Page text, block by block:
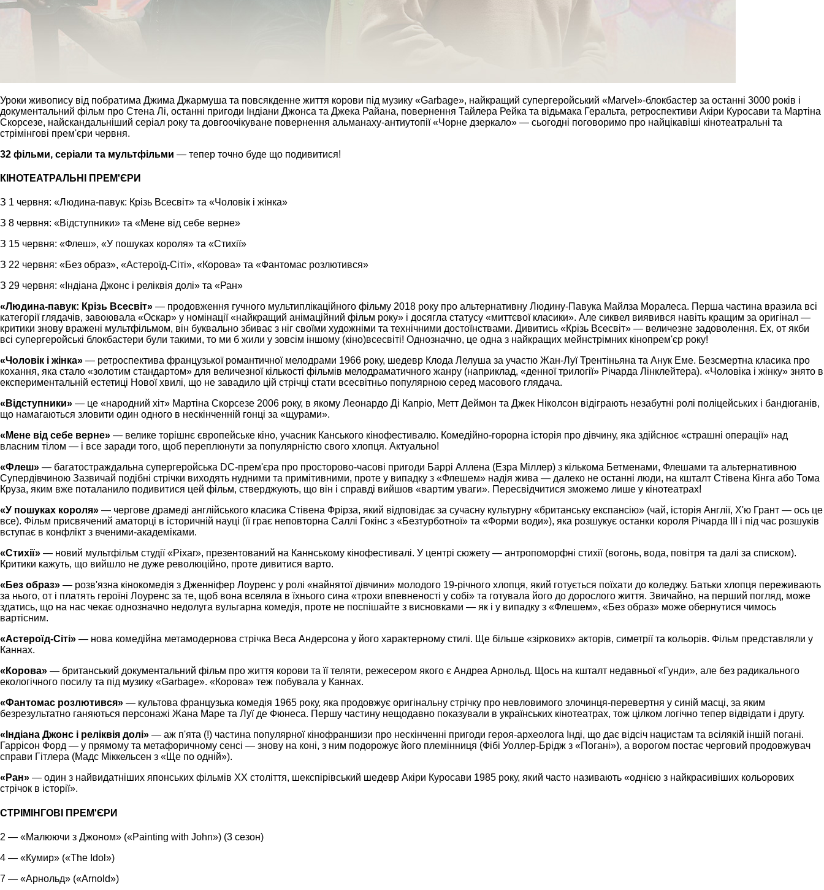
Уроки живопису від побратима Джима Джармуша та повсякденне життя корови під музику «Garbage», найкращий супергеройський «Marvel»-блокбастер за останні 3000 років і
документальний фільм про Стена Лі, останні пригоди Індіани Джонса та Джека Райана, повернення Тайлера Рейка та відьмака Геральта, ретроспективи Акіри Куросави та Мартіна
Скорсезе, найскандальніший серіал року та довгоочікуване повернення альманаху-антиутопії «Чорне дзеркало» — сьогодні поговоримо про найцікавіші кінотеатральні та
стрімінгові прем'єри червня.
32 фільми, серіали та мультфільми — тепер точно буде що подивитися!
КІНОТЕАТРАЛЬНІ ПРЕМ'ЄРИ
З 1 червня: «Людина-павук: Крізь Всесвіт» та «Чоловік і жінка»
З 8 червня: «Відступники» та «Мене від себе верне»
З 15 червня: «Флеш», «У пошуках короля» та «Стихії»
З 22 червня: «Без образ», «Астероїд-Сіті», «Корова» та «Фантомас розлютився»
З 29 червня: «Індіана Джонс і реліквія долі» та «Ран»
«Людина-павук: Крізь Всесвіт» — продовження гучного мультиплікаційного фільму 2018 року про альтернативну Людину-Павука Майлза Моралеса. Перша частина вразила всі
категорії глядачів, завоювала «Оскар» у номінації «найкращий анімаційний фільм року» і досягла статусу «миттєвої класики». Але сиквел виявився навіть кращим за оригінал —
критики знову вражені мультфільмом, він буквально збиває з ніг своїми художніми та технічними достоїнствами. Дивитись «Крізь Всесвіт» — величезне задоволення. Ех, от якби
всі супергеройські блокбастери були такими, то ми б жили у зовсім іншому (кіно)всесвіті! Однозначно, це одна з найкращих мейнстрімних кінопрем'єр року!
«Чоловік і жінка» — ретроспектива французької романтичної мелодрами 1966 року, шедевр Клода Лелуша за участю Жан-Луї Трентіньяна та Анук Еме. Безсмертна класика про
кохання, яка стало «золотим стандартом» для величезної кількості фільмів мелодраматичного жанру (наприклад, «денної трилогії» Річарда Лінклейтера). «Чоловіка і жінку» знято в
експериментальній естетиці Нової хвилі, що не завадило цій стрічці стати всесвітньо популярною серед масового глядача.
«Відступники» — це «народний хіт» Мартіна Скорсезе 2006 року, в якому Леонардо Ді Капріо, Метт Деймон та Джек Ніколсон відіграють незабутні ролі поліцейських і бандюганів,
що намагаються зловити один одного в нескінченній гонці за «щурами».
«Мене від себе верне» — велике торішнє європейське кіно, учасник Канського кінофестивалю. Комедійно-горорна історія про дівчину, яка здійснює «страшні операції» над
власним тілом — і все заради того, щоб переплюнути за популярністю свого хлопця. Актуально!
«Флеш» — багатостраждальна супергеройська DC-прем'єра про просторово-часові пригоди Баррі Аллена (Езра Міллер) з кількома Бетменами, Флешами та альтернативною
Супердівчиною Зазвичай подібні стрічки виходять нудними та примітивними, проте у випадку з «Флешем» надія жива — далеко не останні люди, на кшталт Стівена Кінга або Тома
Круза, яким вже поталанило подивитися цей фільм, стверджують, що він і справді вийшов «вартим уваги». Пересвідчитися зможемо лише у кінотеатрах!
«У пошуках короля» — чергове драмеді англійського класика Стівена Фрірза, який відповідає за сучасну культурну «британську експансію» (чай, історія Англії, Х'ю Грант — ось це
все). Фільм присвячений аматорці в історичній науці (її грає неповторна Саллі Гокінс з «Безтурботної» та «Форми води»), яка розшукує останки короля Річарда III і під час розшуків
вступає в конфлікт з вченими-академіками.
«Стихії» — новий мультфільм студії «Pixar», презентований на Каннському кінофестивалі. У центрі сюжету — антропоморфні стихії (вогонь, вода, повітря та далі за списком).
Критики кажуть, що вийшло не дуже революційно, проте дивитися варто.
«Без образ» — розв'язна кінокомедія з Дженніфер Лоуренс у ролі «найнятої дівчини» молодого 19-річного хлопця, який готується поїхати до коледжу. Батьки хлопця переживають
за нього, от і платять героїні Лоуренс за те, щоб вона вселяла в їхнього сина «трохи впевненості у собі» та готувала його до дорослого життя. Звичайно, на перший погляд, може
здатись, що на нас чекає однозначно недолуга вульгарна комедія, проте не поспішайте з висновками — як і у випадку з «Флешем», «Без образ» може обернутися чимось
вартісним.
«Астероїд-Сіті» — нова комедійна метамодернова стрічка Веса Андерсона у його характерному стилі. Ще більше «зіркових» акторів, симетрії та кольорів. Фільм представляли у
Каннах.
«Корова» — британський документальний фільм про життя корови та її теляти, режесером якого є Андреа Арнольд. Щось на кшталт недавньої «Гунди», але без радикального
екологічного посилу та під музику «Garbage». «Корова» теж побувала у Каннах.
«Фантомас розлютився» — культова французька комедія 1965 року, яка продовжує оригінальну стрічку про невловимого злочинця-перевертня у синій масці, за яким
безрезультатно ганяються персонажі Жана Маре та Луї де Фюнеса. Першу частину нещодавно показували в українських кінотеатрах, тож цілком логічно тепер відвідати і другу.
«Індіана Джонс і реліквія долі» — аж п'ята (!) частина популярної кінофраншизи про нескінченні пригоди героя-археолога Інді, що дає відсіч нацистам та всілякій іншій погані.
Гаррісон Форд — у прямому та метафоричному сенсі — знову на коні, з ним подорожує його племінниця (Фібі Уоллер-Брідж з «Погані»), а ворогом постає черговий продовжувач
справи Гітлера (Мадс Міккельсен з «Ще по одній»).
«Ран» — один з найвидатніших японських фільмів ХХ століття, шекспірівський шедевр Акіри Куросави 1985 року, який часто називають «однією з найкрасивіших кольорових
стрічок в історії».
СТРІМІНГОВІ ПРЕМ'ЄРИ
2 — «Малюючи з Джоном» («Painting with John») (3 сезон)
4 — «Кумир» («The Idol»)
7 — «Арнольд» («Arnold»)